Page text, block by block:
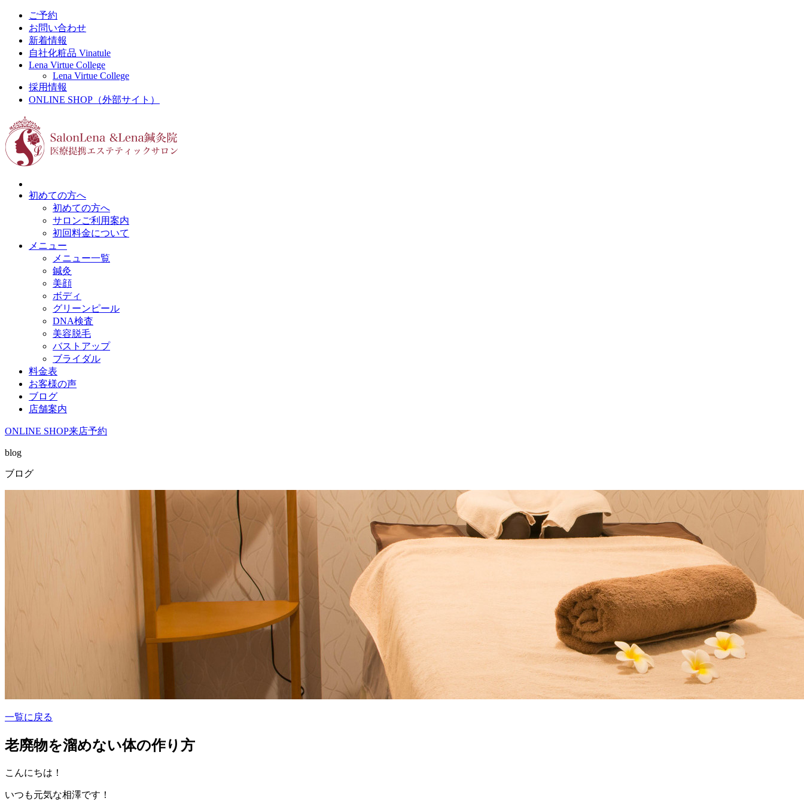
ご予約
お問い合わせ
新着情報
自社化粧品 Vinatule
Lena Virtue College
Lena Virtue College
採用情報
ONLINE SHOP（外部サイト）
初めての方へ
初めての方へ
サロンご利用案内
初回料金について
メニュー
メニュー一覧
鍼灸
美顔
ボディ
グリーンピール
DNA検査
美容脱毛
バストアップ
ブライダル
料金表
お客様の声
ブログ
店舗案内
ONLINE SHOP来店予約
blog
ブログ
一覧に戻る
老廃物を溜めない体の作り方
こんにちは！
いつも元気な相澤です！